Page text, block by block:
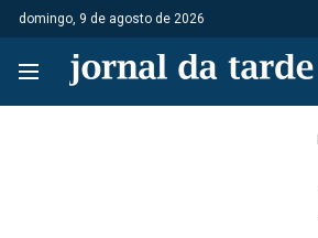
domingo, 9 de agosto de 2026